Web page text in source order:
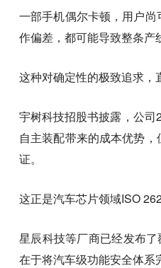
一部手机偶尔卡顿，用户
作偏差，都可能导致整条产
这种对确定性的极致追求，
宇树科技招股书披露，公
自主装配带来的成本优势
证。
这正是汽车芯片领域ISO
星辰科技等厂商已经发布
在于将汽车级功能安全体系